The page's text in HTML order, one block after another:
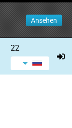
Ansehen
22